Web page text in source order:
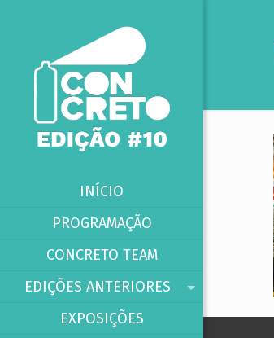
INÍCIO
PROGRAMAÇÃO
CONCRETO TEAM
EDIÇÕES ANTERIORES
EXPOSIÇÕES